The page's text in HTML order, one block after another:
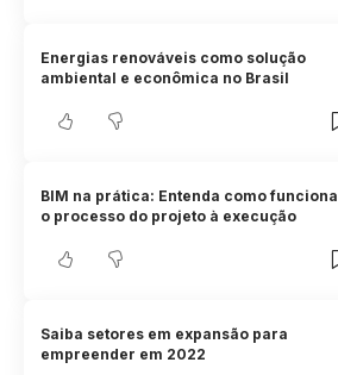
Energias renováveis como solução
ambiental e econômica no Brasil
BIM na prática: Entenda como funciona
o processo do projeto à execução
Saiba setores em expansão para
empreender em 2022